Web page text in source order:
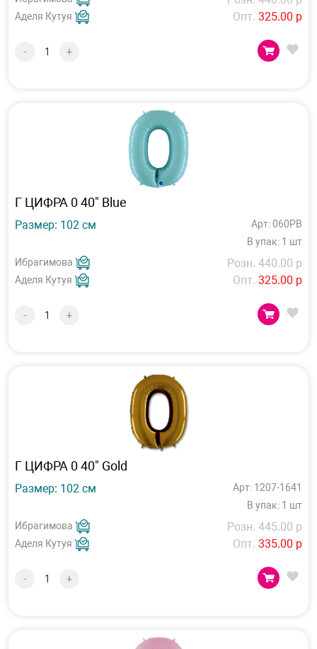
Аделя Кутуя
Опт. 325.00 р
- +
Г ЦИФРА 0 40" Blue
Размер: 102 см
Арт: 060PB
В упак: 1 шт
Ибрагимова
Аделя Кутуя
Розн. 440.00 р
Опт. 325.00 р
- +
Г ЦИФРА 0 40" Gold
Размер: 102 см
Арт: 1207-1641
В упак: 1 шт
Ибрагимова
Аделя Кутуя
Розн. 445.00 р
Опт. 335.00 р
- +